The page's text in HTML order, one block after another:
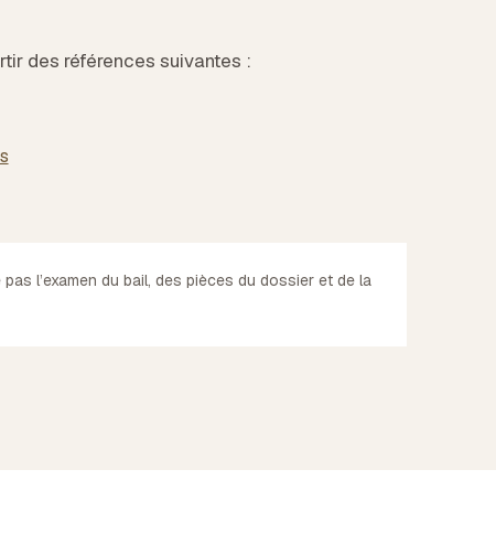
des références suivantes :
l’examen du bail, des pièces du dossier et de la